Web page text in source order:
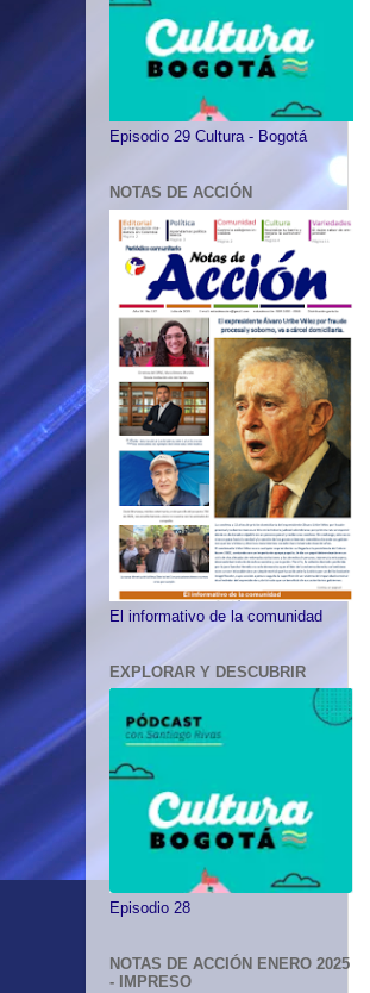
Episodio 29 Cultura - Bogotá
NOTAS DE ACCIÓN
El informativo de la comunidad
EXPLORAR Y DESCUBRIR
Episodio 28
NOTAS DE ACCIÓN ENERO 2025
- IMPRESO